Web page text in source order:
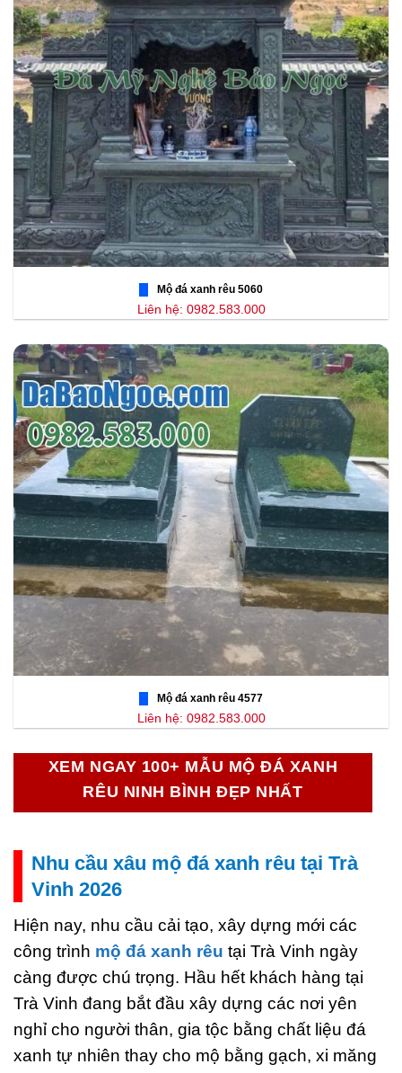
Mộ đá xanh rêu 5060
Liên hệ: 0982.583.000
Mộ đá xanh rêu 4577
Liên hệ: 0982.583.000
XEM NGAY 100+ MẪU MỘ ĐÁ XANH
RÊU NINH BÌNH ĐẸP NHẤT
Nhu cầu xâu mộ đá xanh rêu tại Trà
Vinh 2026
Hiện nay, nhu cầu cải tạo, xây dựng mới các
công trình mộ đá xanh rêu tại Trà Vinh ngày
càng được chú trọng. Hầu hết khách hàng tại
Trà Vinh đang bắt đầu xây dựng các nơi yên
nghỉ cho người thân, gia tộc bằng chất liệu đá
xanh tự nhiên thay cho mộ bằng gạch, xi măng